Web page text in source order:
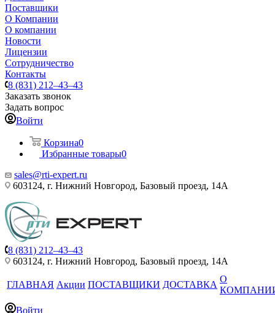
Поставщики
О Компании
О компании
Новости
Лицензии
Сотрудничество
Контакты
8 (831) 212–43–43
Заказать звонок
Задать вопрос
Войти
Корзина0
Избранные товары0
sales@rti-expert.ru
603124, г. Нижний Новгород, Базовый проезд, 14А
8 (831) 212–43–43
603124, г. Нижний Новгород, Базовый проезд, 14А
ГЛАВНАЯ Акции ПОСТАВЩИКИ ДОСТАВКА
О
Войти